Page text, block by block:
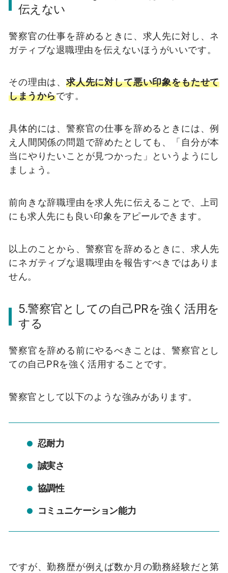
伝えない
警察官の仕事を辞めるときに、求人先に対し、ネ
ガティブな退職理由を伝えないほうがいいです。
その理由は、 求人先に対して悪い印象をもたせて
しまうからです。
具体的には、警察官の仕事を辞めるときには、例
え人間関係の問題で辞めたとしても、「自分が本
当にやりたいことが見つかった」というようにし
ましょう。
前向きな辞職理由を求人先に伝えることで、上司
にも求人先にも良い印象をアピールできます。
以上のことから、警察官を辞めるときに、求人先
にネガティブな退職理由を報告すべきではありま
せん。
5.警察官としての自己PRを強く活用を
する
警察官を辞める前にやるべきことは、警察官とし
ての自己PRを強く活用することです。
警察官として以下のような強みがあります。
忍耐力
誠実さ
協調性
コミュニケーション能力
ですが、勤務歴が例えば数か月の勤務経験だと第